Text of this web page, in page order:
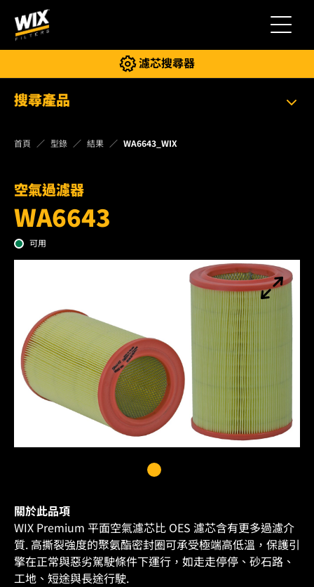
切換導航
濾芯搜尋器
搜尋產品
首頁 型錄 結果 WA6643_WIX
空氣過濾器
WA6643
可用
關於此品項
WIX Premium 平面空氣濾芯比 OES 濾芯含有更多過濾介
質. 高撕裂強度的聚氨酯密封圈可承受極端高低溫，保護引
擎在正常與惡劣駕駛條件下運行，如走走停停、砂石路、
工地、短途與長途行駛.